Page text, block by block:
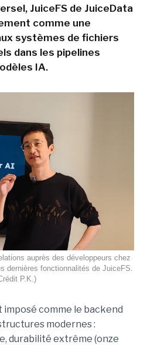
JuiceFS de JuiceData
comme une
systèmes de fichiers
dans les pipelines
IA.
auprès des développeurs chez
dernières fonctionnalités de JuiceFS.
P.K.)
comme le backend
modernes :
durabilité extrême (onze